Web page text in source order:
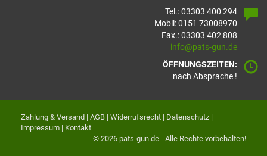
Tel.: 03303 400 294
Mobil: 0151 73008970
Fax.: 03303 402 808
info@pats-gun.de
ÖFFNUNGSZEITEN:
nach Absprache !
Zahlung & Versand | AGB | Widerrufsrecht | Datenschutz |
Impressum | Kontakt
© 2026 pats-gun.de - Alle Rechte vorbehalten!